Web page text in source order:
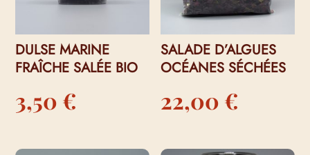
DULSE MARINE
FRAÎCHE SALÉE BIO
3,50 €
SALADE D’ALGUES
OCÉANES SÉCHÉES
22,00 €